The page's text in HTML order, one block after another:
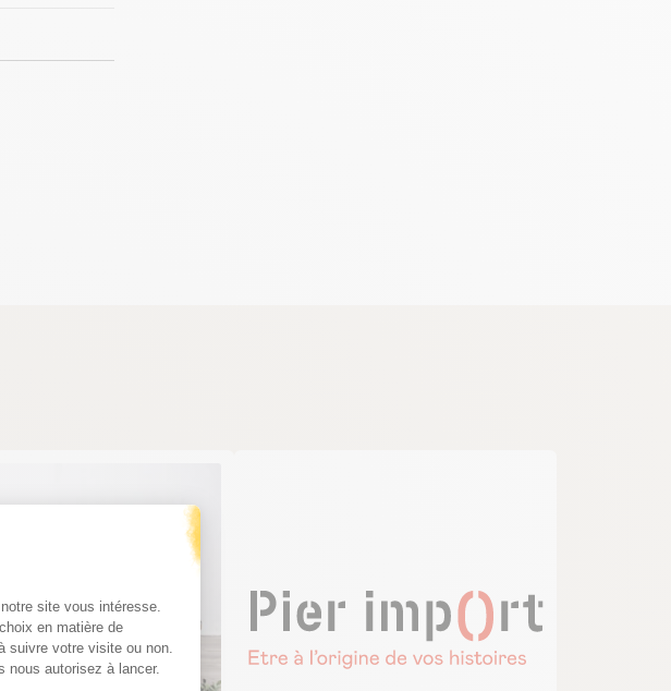
Consentement : Personnalisez vos Options
site vous intéresse.
en matière de
suivre votre visite ou non.
nous autorisez à lancer.